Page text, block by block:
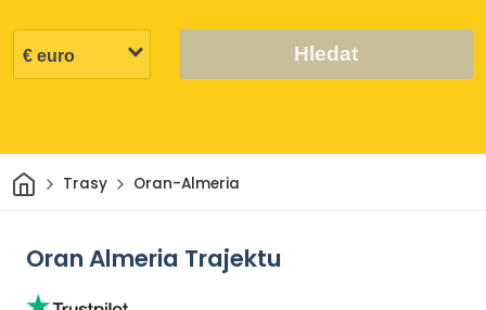
Hledat
Domov
Trasy Oran-Almeria
Oran Almeria Trajektu